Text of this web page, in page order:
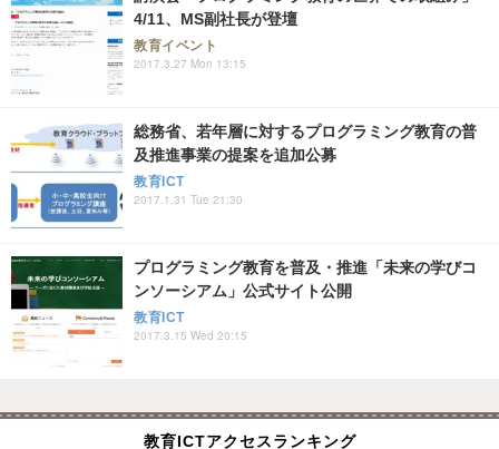
4/11、MS副社長が登壇
教育イベント
2017.3.27 Mon 13:15
総務省、若年層に対するプログラミング教育の普
及推進事業の提案を追加公募
教育ICT
2017.1.31 Tue 21:30
プログラミング教育を普及・推進「未来の学びコ
ンソーシアム」公式サイト公開
教育ICT
2017.3.15 Wed 20:15
教育ICTアクセスランキング